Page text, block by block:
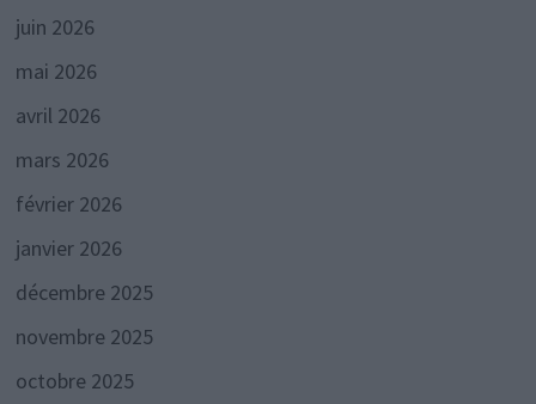
juin 2026
mai 2026
avril 2026
mars 2026
février 2026
janvier 2026
décembre 2025
novembre 2025
octobre 2025